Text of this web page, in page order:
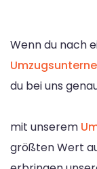
Wenn du nach
du bei uns
mit unserem
größten Wert